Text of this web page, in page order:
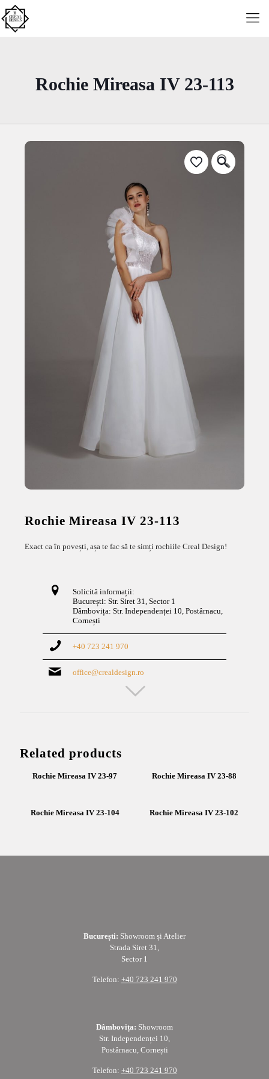
Rochie Mireasa IV 23-113
🔍
Rochie Mireasa IV 23-113
Exact ca în povești, așa te fac să te simți rochiile Creal Design!
Solicită informații:
București: Str. Siret 31, Sector 1
Dâmbovița: Str. Independenței 10, Postârnacu,
Cornești
+40 723 241 970
office@crealdesign.ro
Related products
Rochie Mireasa IV 23-97 Rochie Mireasa IV 23-88
Rochie Mireasa IV 23-104 Rochie Mireasa IV 23-102
București: Showroom și Atelier
Strada Siret 31,
Sector 1
Telefon: +40 723 241 970
Dâmbovița: Showroom
Str. Independenței 10,
Postârnacu, Cornești
Telefon: +40 723 241 970